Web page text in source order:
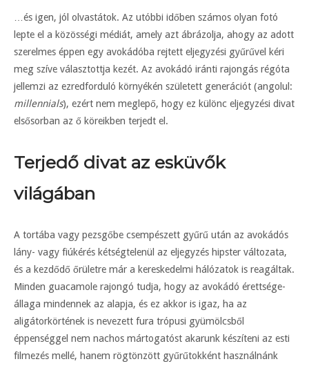
…és igen, jól olvastátok. Az utóbbi időben számos olyan fotó
lepte el a közösségi médiát, amely azt ábrázolja, ahogy az adott
szerelmes éppen egy avokádóba rejtett eljegyzési gyűrűvel kéri
meg szíve választottja kezét. Az avokádó iránti rajongás régóta
jellemzi az ezredforduló környékén született generációt (angolul:
millennials), ezért nem meglepő, hogy ez különc eljegyzési divat
elsősorban az ő köreikben terjedt el.
Terjedő divat az esküvők
világában
A tortába vagy pezsgőbe csempészett gyűrű után az avokádós
lány- vagy fiúkérés kétségtelenül az eljegyzés hipster változata,
és a kezdődő őrületre már a kereskedelmi hálózatok is reagáltak.
Minden guacamole rajongó tudja, hogy az avokádó érettsége-
állaga mindennek az alapja, és ez akkor is igaz, ha az
aligátorkörtének is nevezett fura trópusi gyümölcsből
éppenséggel nem nachos mártogatóst akarunk készíteni az esti
filmezés mellé, hanem rögtönzött gyűrűtokként használnánk